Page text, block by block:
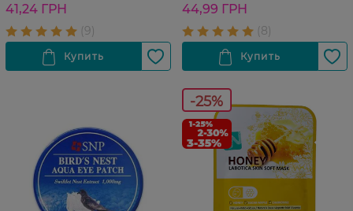
41,24 ГРН 44,99 ГРН
-25%